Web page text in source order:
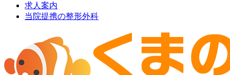
求人案内
当院提携の整形外科